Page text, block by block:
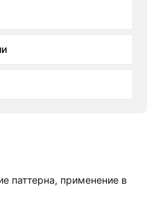
паттерна, применение в